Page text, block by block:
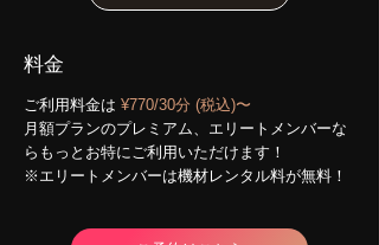
料金
ご利用料金は ¥770/30分 (税込)〜
月額プランのプレミアム、エリートメンバーな
らもっと お特にご利用いただけます！
※エリートメンバーは機材レンタル料が無料！